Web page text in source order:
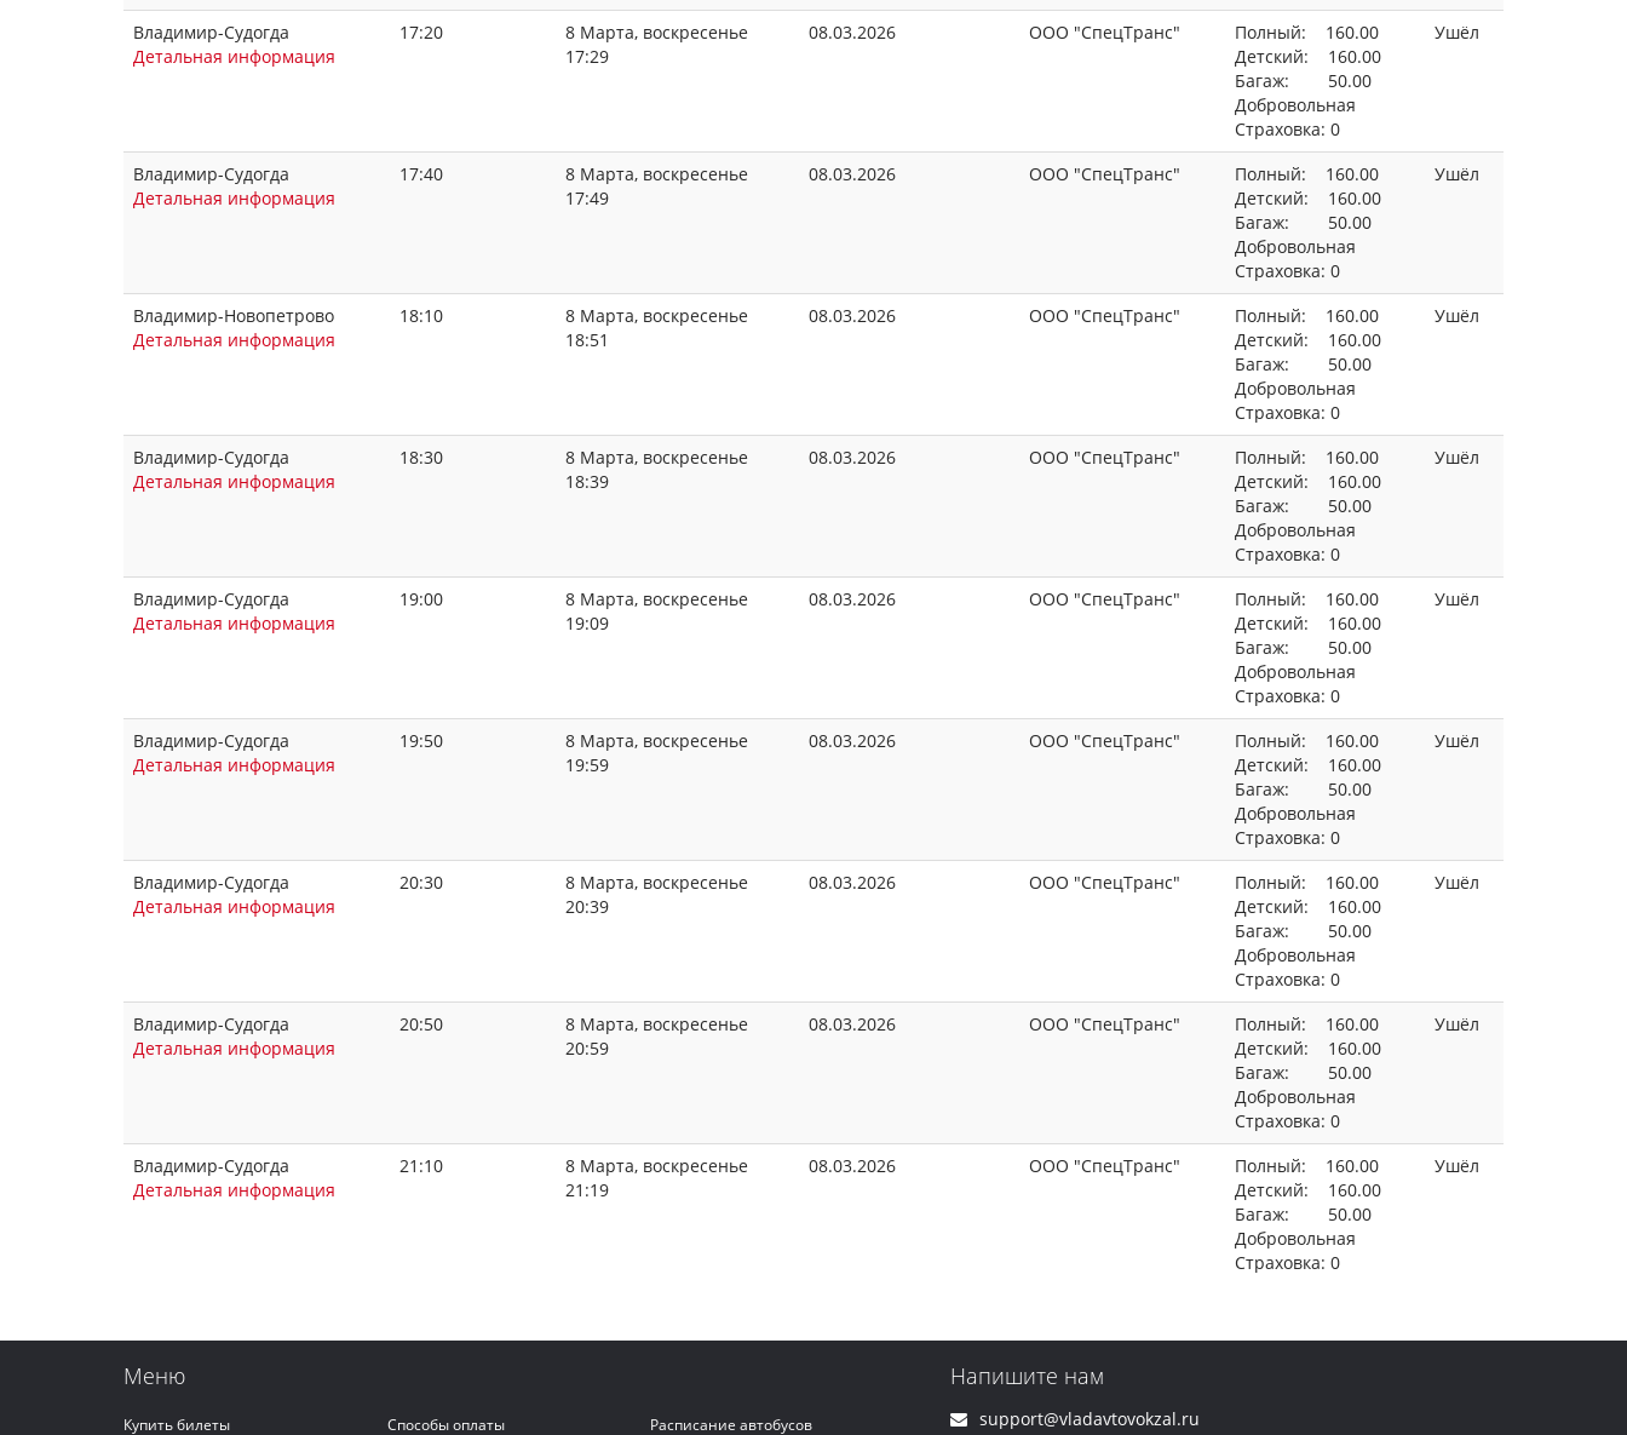
Владимир-Судогда
Детальная информация
17:20
8 Марта, воскресенье
17:29
08.03.2026 ООО "СпецТранс"
Полный: 160.00
Детский: 160.00
Багаж: 50.00
Добровольная
Страховка: 0
Ушёл
Владимир-Судогда
Детальная информация
17:40
8 Марта, воскресенье
17:49
08.03.2026 ООО "СпецТранс"
Полный: 160.00
Детский: 160.00
Багаж: 50.00
Добровольная
Страховка: 0
Ушёл
Владимир-Новопетрово
Детальная информация
18:10
8 Марта, воскресенье
18:51
08.03.2026 ООО "СпецТранс"
Полный: 160.00
Детский: 160.00
Багаж: 50.00
Добровольная
Страховка: 0
Ушёл
Владимир-Судогда
Детальная информация
18:30
8 Марта, воскресенье
18:39
08.03.2026 ООО "СпецТранс"
Полный: 160.00
Детский: 160.00
Багаж: 50.00
Добровольная
Страховка: 0
Ушёл
Владимир-Судогда
Детальная информация
19:00
8 Марта, воскресенье
19:09
08.03.2026 ООО "СпецТранс"
Полный: 160.00
Детский: 160.00
Багаж: 50.00
Добровольная
Страховка: 0
Ушёл
Владимир-Судогда
Детальная информация
19:50
8 Марта, воскресенье
19:59
08.03.2026 ООО "СпецТранс"
Полный: 160.00
Детский: 160.00
Багаж: 50.00
Добровольная
Страховка: 0
Ушёл
Владимир-Судогда
Детальная информация
20:30
8 Марта, воскресенье
20:39
08.03.2026 ООО "СпецТранс"
Полный: 160.00
Детский: 160.00
Багаж: 50.00
Добровольная
Страховка: 0
Ушёл
Владимир-Судогда
Детальная информация
20:50
8 Марта, воскресенье
20:59
08.03.2026 ООО "СпецТранс"
Полный: 160.00
Детский: 160.00
Багаж: 50.00
Добровольная
Страховка: 0
Ушёл
Владимир-Судогда
Детальная информация
21:10
8 Марта, воскресенье
21:19
08.03.2026 ООО "СпецТранс"
Полный: 160.00
Детский: 160.00
Багаж: 50.00
Добровольная
Страховка: 0
Ушёл
Меню
Купить билеты Способы оплаты Расписание автобусов
Напишите нам
support@vladavtovokzal.ru